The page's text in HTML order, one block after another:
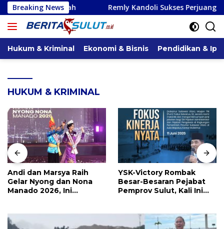
Langsung
ke
konten
Breaking News
Remly Kandoli Sukses Perjuangkan Perbaikan Jalan
Hukum & Kriminal Ekonomi & Bisnis Pendidikan &
HUKUM & KRIMINAL
Andi dan Marsya Raih
Gelar Nyong dan Nona
Manado 2026, Ini
YSK-Victory Rombak
Besar-Besaran Pejabat
Pemprov Sulut, Kali Ini